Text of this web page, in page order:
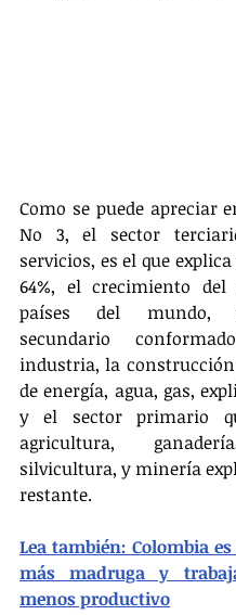
Como se puede apreciar
No 3, el sector
servicios, es el que
64%, el crecimiento del
países del mundo,
secundario
industria, la
de energía, agua, gas,
y el sector primario
agricultura,
silvicultura, y minería
restante.
Lea también: Colombia
más madruga y
menos productivo